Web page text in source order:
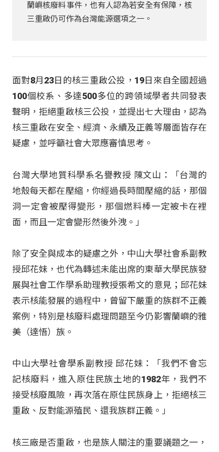
蘭嶼核廢料事件，也有人認為若安全有保障，核
三重啟仍可作為台灣能源選項之一。
面對8月23日的核三重啟公投，19日來自全國超過
100個校系、多達500多位的跨領域學者共同發表
聲明，拒絕重啟核三公投，並提出七大理由，認為
核三重啟在安全、經濟、永續及正義等層面皆存在
疑慮，並呼籲社會大眾應審慎思考。
台灣大學地質科學系名譽教授 陳文山：「台灣的
地殼每天都在壓縮，你經過長時間壓縮的話，那個
洞一定會被壓得變形，那個燃料棒一定被卡在裡
面，而且一定會變形然後外洩。」
除了安全與成本的疑慮之外，中山大學社會系副教
授邱花妹，也代為轉述未能出席的東華大學民族發
展與社會工作學系助理教授張希文的意見；邱花妹
表示核能發展的過程中，曾留下嚴重的族群不正義
案例，特別是核廢料處理問題至今仍影響蘭嶼的雅
美（達悟）族。
中山大學社會學系副教授 邱花妹：「我們不會忘
記核廢料，進入原住民族土地的1982年，我們不
接受核廢風險，再次落在原住民族身上，拒絕核三
重啟、反對能源殖民、還我族群正義。」
核三廠是否重啟，也是族人關注的重要議題之一，